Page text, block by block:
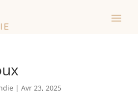
| Avr 23, 2025